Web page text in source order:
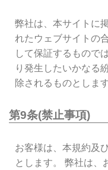
弊社は、本サイトに
れたウェブサイトの
して保証するもので
り発生したいかなる
除されるものとします
第9条(禁止事項)
お客様は、本規約及
とします。 弊社は、